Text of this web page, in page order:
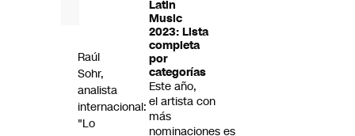
Latin
Music
2023: Lista
completa
por
categorías
Este año,
el artista con
más
nominaciones es
Raúl
Sohr,
analista
internacional:
"Lo